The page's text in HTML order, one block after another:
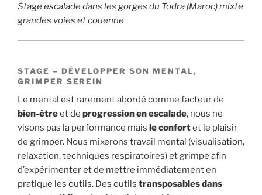
Stage escalade dans les gorges du Todra (Maroc) mixte
grandes voies et couenne
STAGE – DÉVELOPPER SON MENTAL,
GRIMPER SEREIN
Le mental est rarement abordé comme facteur de
bien-êtreet de progression en escalade, nous ne
visons pas la performance mais le confortet le plaisir
de grimper. Nous mixerons travail mental (visualisation,
relaxation, techniques respiratoires) et grimpe afin
d’expérimenter et de mettre immédiatement en
pratique les outils. Des outils transposables dans